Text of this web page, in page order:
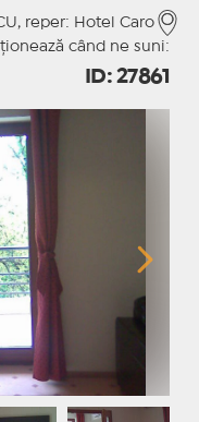
reper: Hotel Caro
când ne suni:
ID: 27861